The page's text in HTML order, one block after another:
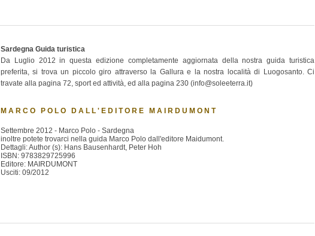
Sardegna Guida turistica
Da Luglio 2012 in questa edizione completamente aggiornata della nostra guida turistica
preferita, si trova un piccolo giro attraverso la Gallura e la nostra località di Luogosanto. Ci
travate alla pagina 72, sport ed attività, ed alla pagina 230 (info@soleeterra.it)
MARCO POLO DALL'EDITORE MAIRDUMONT
Settembre 2012 - Marco Polo - Sardegna
inoltre potete trovarci nella guida Marco Polo dall'editore Maidumont.
Dettagli: Author (s): Hans Bausenhardt, Peter Hoh
ISBN: 9783829725996
Editore: MAIRDUMONT
Usciti: 09/2012